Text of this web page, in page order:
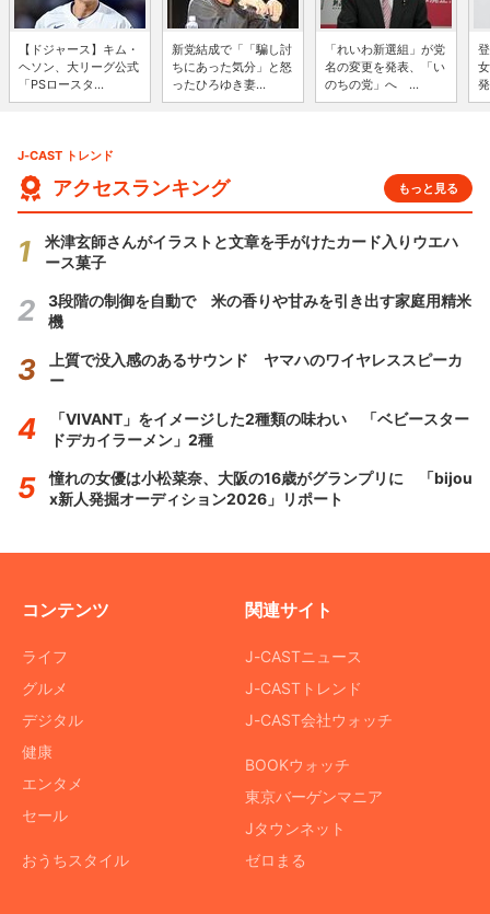
【ドジャース】キム・
ヘソン、大リーグ公式
「PSロースタ...
新党結成で「「騙し討
ちにあった気分」と怒
ったひろゆき妻...
「れいわ新選組」が党
名の変更を発表、「い
のちの党」へ ...
J-CAST トレンド
アクセスランキング もっと見る
米津玄師さんがイラストと文章を手がけたカード入りウエハ
ース菓子
3段階の制御を自動で 米の香りや甘みを引き出す家庭用精米
機
上質で没入感のあるサウンド ヤマハのワイヤレススピーカ
ー
「VIVANT」をイメージした2種類の味わい 「ベビースター
ドデカイラーメン」2種
憧れの女優は小松菜奈、大阪の16歳がグランプリに 「bijou
x新人発掘オーディション2026」リポート
コンテンツ
ライフ
グルメ
デジタル
健康
エンタメ
セール
おうちスタイル
関連サイト
J-CASTニュース
J-CASTトレンド
J-CAST会社ウォッチ
BOOKウォッチ
東京バーゲンマニア
Jタウンネット
ゼロまる